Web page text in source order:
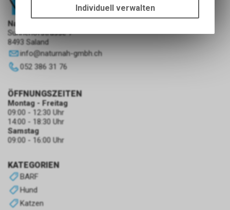
NaturNah GmbH
Sunnehofstrasse 7
8493 Saland
info@naturnah-gmbh.ch
052 386 31 76
KATEGORIEN
BARF
Hund
Katzen
ÖFFNUNGSZEITEN
Montag - Freitag
09:00 - 12:30 Uhr
14:00 - 18:30 Uhr
Samstag
09:00 - 16:00 Uhr
um die grundlegenden
Funktionen unseres Online-
ermöglichen. Bitte beachten Sie,
dass die gespeicherten Daten
Individuell verwalten